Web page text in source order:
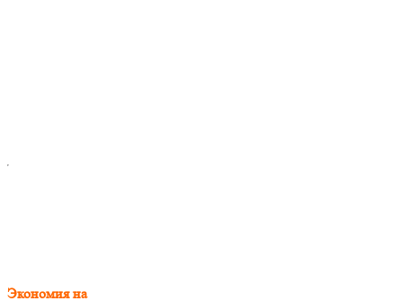
Экономия на